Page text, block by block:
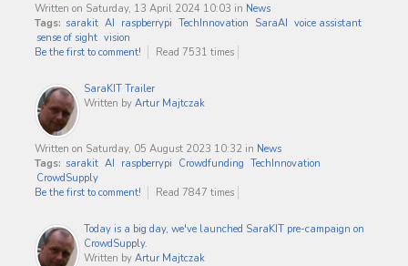
Written on Saturday, 13 April 2024 10:03 in News
Tags: sarakit AI raspberrypi TechInnovation SaraAI voice assistant
sense of sight vision
Be the first to comment!
Read 7531 times
SaraKIT Trailer
Written by Artur Majtczak
Written on Saturday, 05 August 2023 10:32 in News
Tags: sarakit AI raspberrypi Crowdfunding TechInnovation
CrowdSupply
Be the first to comment!
Read 7847 times
Today is a big day, we've launched SaraKIT pre-campaign on
CrowdSupply.
Written by Artur Majtczak